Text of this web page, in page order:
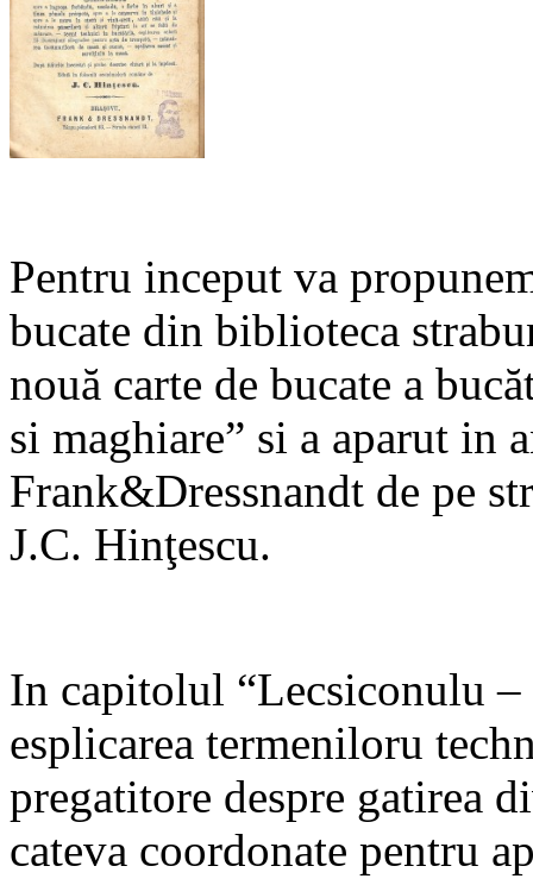
Pentru inceput va
bucate din biblioteca
nouă carte de bucate a
si maghiare” si a aparut in
Frank&Dressnandt de pe
J.C. Hinţescu.
In capitolul “Lecsiconulu
esplicarea termeniloru
pregatitore despre gatirea
cateva coordonate pentru